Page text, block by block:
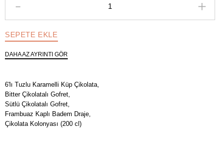
SEPETE EKLE
DAHA AZ AYRINTI GÖR
6'lı Tuzlu Karamelli Küp Çikolata,
Bitter Çikolatalı Gofret,
Sütlü Çikolatalı Gofret,
Frambuaz Kaplı Badem Draje,
Çikolata Kolonyası (200 cl)